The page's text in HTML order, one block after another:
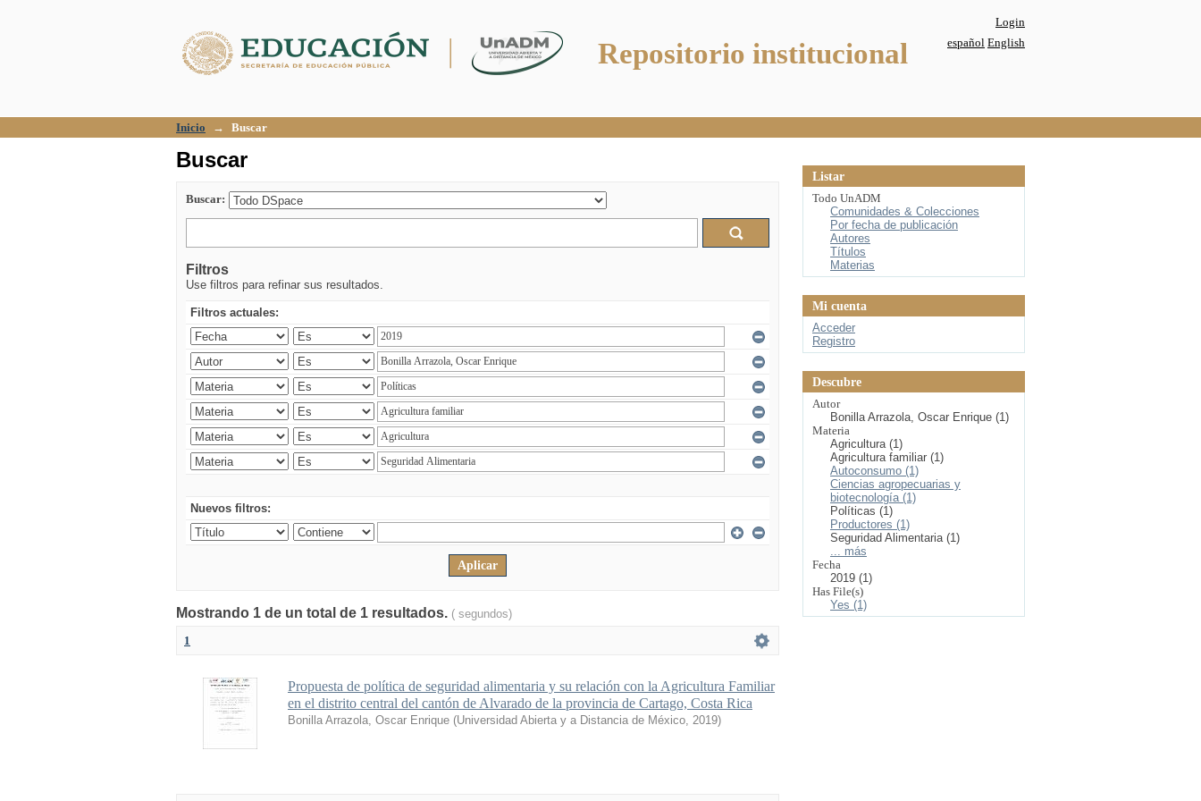
Repositorio institucional
Login
español English
Inicio → Buscar
Buscar
Buscar:
Filtros
Use filtros para refinar sus resultados.
Filtros actuales:
Nuevos filtros:
Mostrando 1 de un total de 1 resultados. ( segundos)
1
Propuesta de política de seguridad alimentaria y su relación con la Agricultura Familiar
en el distrito central del cantón de Alvarado de la provincia de Cartago, Costa Rica
Bonilla Arrazola, Oscar Enrique (Universidad Abierta y a Distancia de México, 2019)
Listar
Todo UnADM
Comunidades & Colecciones
Por fecha de publicación
Autores
Títulos
Materias
Mi cuenta
Acceder
Registro
Descubre
Autor
Bonilla Arrazola, Oscar Enrique (1)
Materia
Agricultura (1)
Agricultura familiar (1)
Autoconsumo (1)
Ciencias agropecuarias y
biotecnología (1)
Políticas (1)
Productores (1)
Seguridad Alimentaria (1)
... más
Fecha
2019 (1)
Has File(s)
Yes (1)